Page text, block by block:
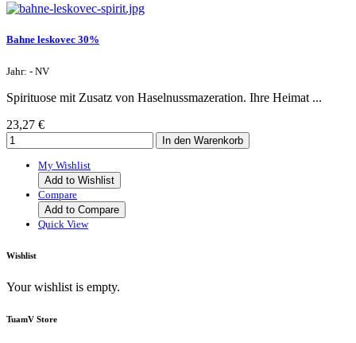
Bahne leskovec 30%
Jahr: - NV
Spirituose mit Zusatz von Haselnussmazeration. Ihre Heimat ...
23,27 €
My Wishlist
Add to Wishlist
Compare
Add to Compare
Quick View
Wishlist
Your wishlist is empty.
TuamV Store